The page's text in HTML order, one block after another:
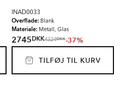
INAD0033
Overflade: Blank
Materiale: Metall, Glas
2745DKK4324DKK-37%
TILFØJ TIL KURV